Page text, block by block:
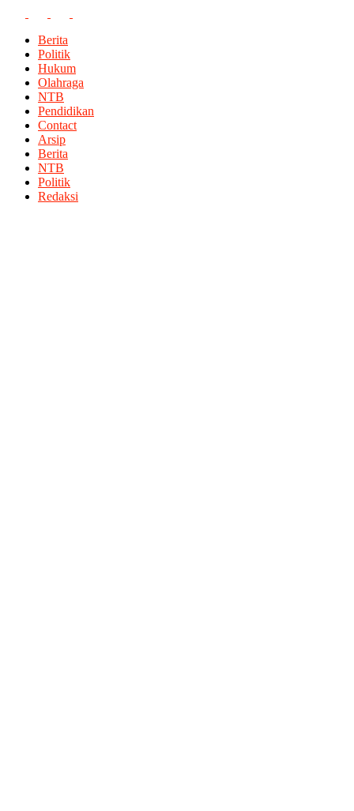
Berita
Politik
Hukum
Olahraga
NTB
Pendidikan
Contact
Arsip
Berita
NTB
Politik
Redaksi